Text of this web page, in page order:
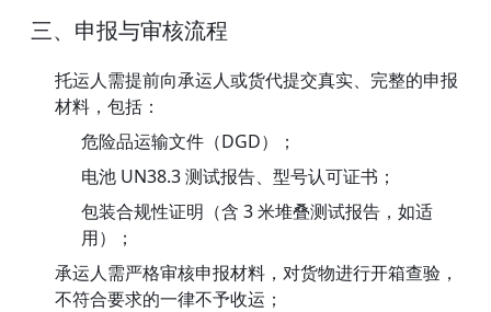
三、申报与审核流程
托运人需提前向承运人或货代提交真实、完整的申报
材料，包括：
危险品运输文件（DGD）；
电池 UN38.3 测试报告、型号认可证书；
包装合规性证明（含 3 米堆叠测试报告，如适
用）；
承运人需严格审核申报材料，对货物进行开箱查验，
不符合要求的一律不予收运；